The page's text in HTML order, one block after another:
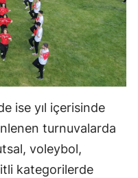
Uşak
Van
Yozgat
Zonguldak
Aksaray
Bayburt
ise yıl içerisinde
turnuvalarda
voleybol,
kategorilerde